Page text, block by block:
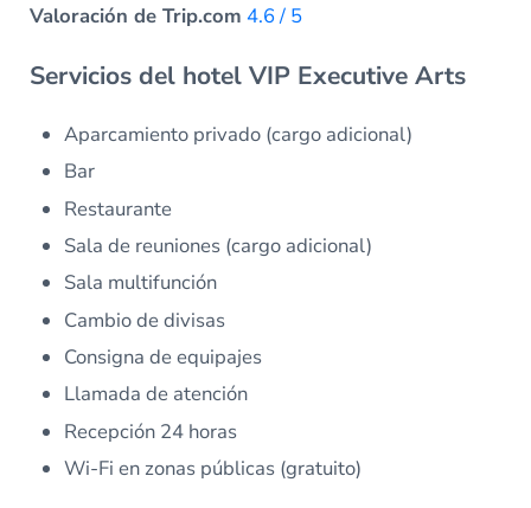
Valoración de Trip.com 4.6 / 5
Servicios del hotel VIP Executive Arts
Aparcamiento privado (cargo adicional)
Bar
Restaurante
Sala de reuniones (cargo adicional)
Sala multifunción
Cambio de divisas
Consigna de equipajes
Llamada de atención
Recepción 24 horas
Wi-Fi en zonas públicas (gratuito)